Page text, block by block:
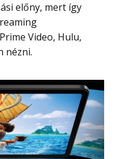
Video, Hulu,
nézni.